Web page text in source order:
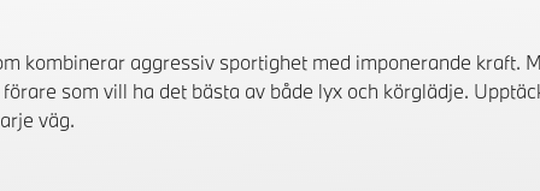
kombinerar aggressiv sportighet med imponerande kraft.
som vill ha det bästa av både lyx och körglädje.
väg.